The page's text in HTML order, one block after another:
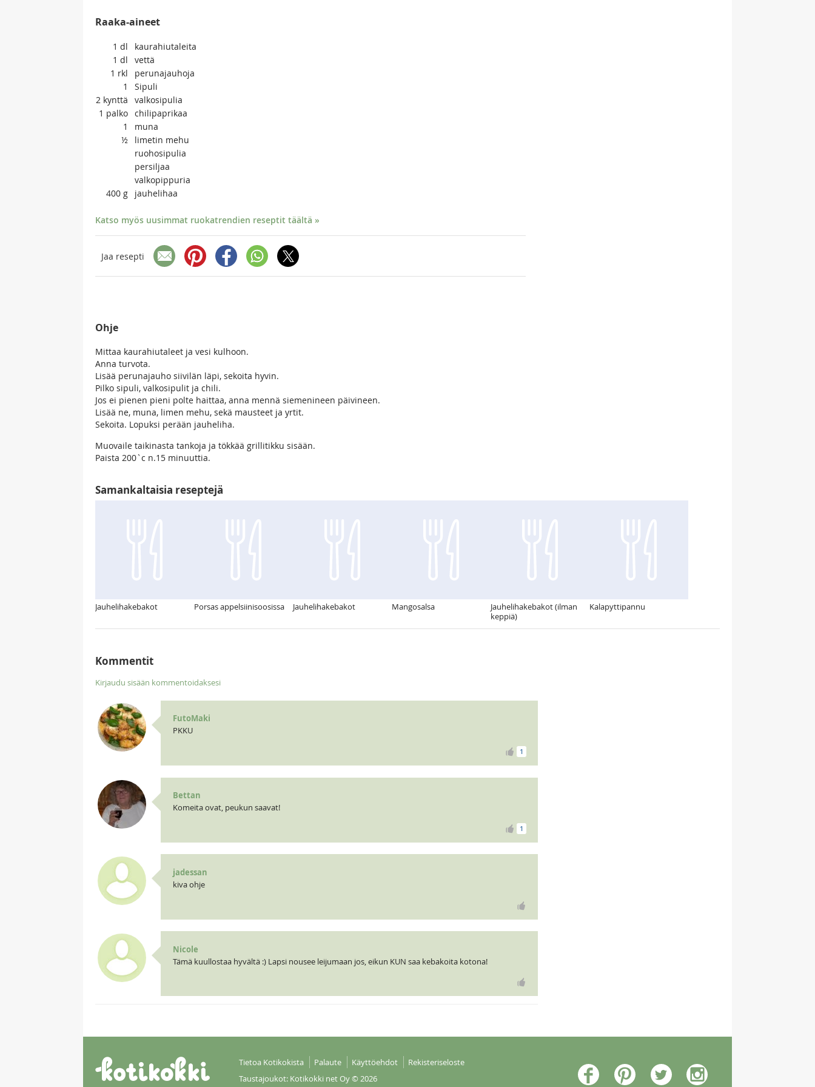
Raaka-aineet
1 dl
kaurahiutaleita
1 dl
vettä
1 rkl
perunajauhoja
1
Sipuli
2 kynttä
valkosipulia
1 palko chilipaprikaa
1
muna
½
limetin mehu
ruohosipulia
persiljaa
valkopippuria
400 g jauhelihaa
Katso myös uusimmat ruokatrendien reseptit täältä »
Jaa resepti
Ohje
Mittaa kaurahiutaleet ja vesi kulhoon.
Anna turvota.
Lisää perunajauho siivilän läpi, sekoita hyvin.
Pilko sipuli, valkosipulit ja chili.
Jos ei pienen pieni polte haittaa, anna mennä siemenineen päivineen.
Lisää ne, muna, limen mehu, sekä mausteet ja yrtit.
Sekoita. Lopuksi perään jauheliha.
Muovaile taikinasta tankoja ja tökkää grillitikku sisään.
Paista 200`c n.15 minuuttia.
Samankaltaisia reseptejä
Jauhelihakebakot Porsas appelsiinisoosissa Jauhelihakebakot Mangosalsa
Jauhelihakebakot (ilman
keppiä)
Kalapyttipannu
Kommentit
Kirjaudu sisään kommentoidaksesi
FutoMaki
PKKU
1
Bettan
Komeita ovat, peukun saavat!
1
jadessan
kiva ohje
Nicole
Tämä kuullostaa hyvältä :) Lapsi nousee leijumaan jos, eikun KUN saa kebakoita kotona!
Tietoa Kotikokista Palaute Käyttöehdot
Rekisteriseloste
Taustajoukot: Kotikokki net Oy© 2026